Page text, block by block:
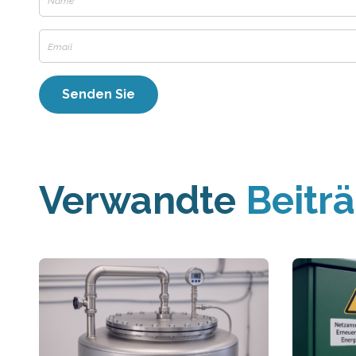
Verwandte